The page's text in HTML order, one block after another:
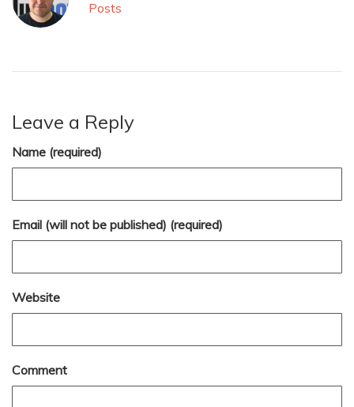
Posts
Leave a Reply
Name (required)
Email (will not be published) (required)
Website
Comment